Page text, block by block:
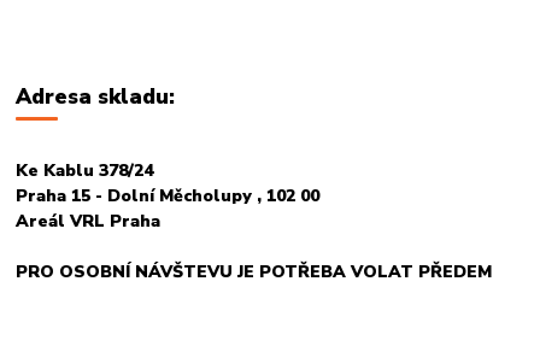
Adresa skladu:
Ke Kablu 378/24
Praha 15 - Dolní Měcholupy , 102 00
Areál VRL Praha
PRO OSOBNÍ NÁVŠTEVU JE POTŘEBA VOLAT PŘEDEM